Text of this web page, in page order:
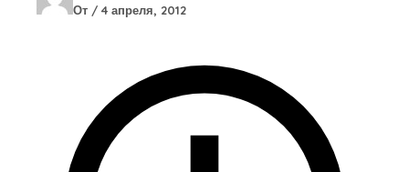
От / 4 апреля, 2012